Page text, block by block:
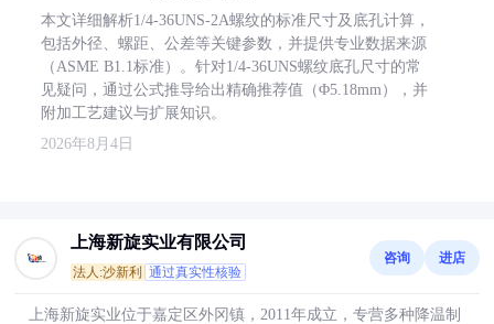
本文详细解析1/4-36UNS-2A螺纹的标准尺寸及底孔计算，
包括外径、螺距、公差等关键参数，并提供专业数据来源
（ASME B1.1标准）。针对1/4-36UNS螺纹底孔尺寸的常
见疑问，通过公式推导给出精确推荐值（Φ5.18mm），并
附加工艺建议与扩展知识。
2026年8月4日
上海新旋实业有限公司
法人:沙新利 通过真实性核验
咨询 进店
上海新旋实业位于嘉定区外冈镇，2011年成立，专营多种降温制